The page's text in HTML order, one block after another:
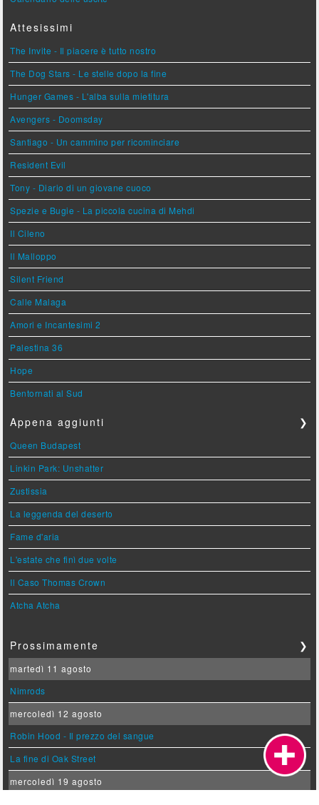
Attesissimi
The Invite - Il piacere è tutto nostro
The Dog Stars - Le stelle dopo la fine
Hunger Games - L'alba sulla mietitura
Avengers - Doomsday
Santiago - Un cammino per ricominciare
Resident Evil
Tony - Diario di un giovane cuoco
Spezie e Bugie - La piccola cucina di Mehdi
Il Cileno
Il Malloppo
Silent Friend
Calle Malaga
Amori e Incantesimi 2
Palestina 36
Hope
Bentornati al Sud
Appena aggiunti ❯
Queen Budapest
Linkin Park: Unshatter
Zustissia
La leggenda del deserto
Fame d'aria
L'estate che finì due volte
Il Caso Thomas Crown
Atcha Atcha
Prossimamente ❯
martedì 11 agosto
Nimrods
mercoledì 12 agosto
Robin Hood - Il prezzo del sangue
La fine di Oak Street
mercoledì 19 agosto